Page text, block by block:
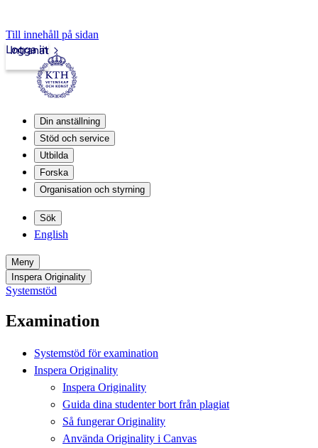
Till innehåll på sidan
Intranät
Logga in
Din anställning
Stöd och service
Utbilda
Forska
Organisation och styrning
Sök
English
Meny
Inspera Originality
Systemstöd
Examination
Systemstöd för examination
Inspera Originality
Inspera Originality
Guida dina studenter bort från plagiat
Så fungerar Originality
Använda Originality i Canvas